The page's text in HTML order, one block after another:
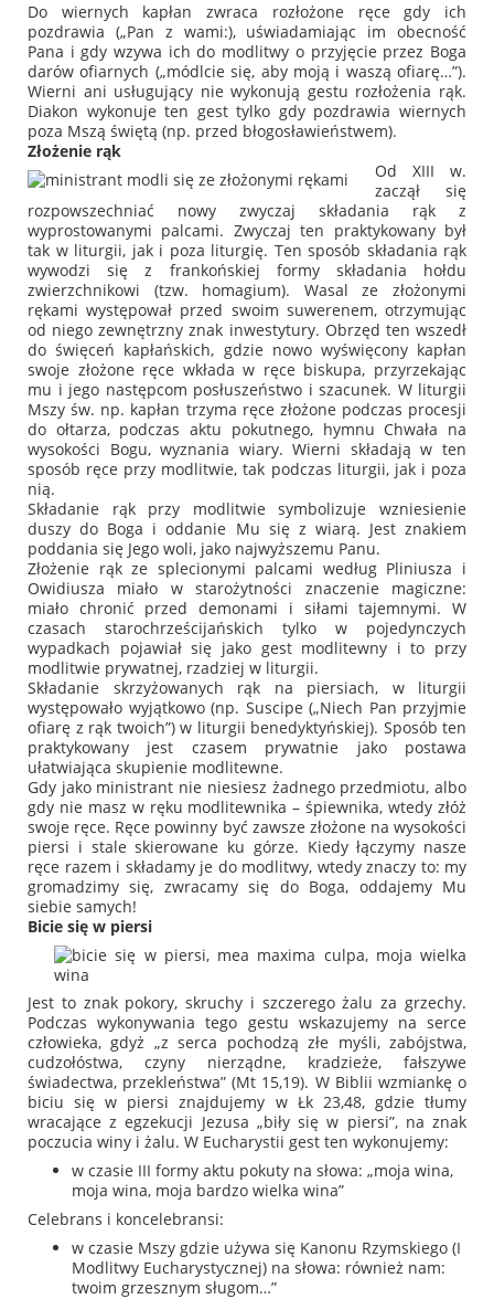
Do wiernych kapłan zwraca rozłożone ręce gdy ich
pozdrawia („Pan z wami:), uświadamiając im obecność
Pana i gdy wzywa ich do modlitwy o przyjęcie przez Boga
darów ofiarnych („módlcie się, aby moją i waszą ofiarę…”).
Wierni ani usługujący nie wykonują gestu rozłożenia rąk.
Diakon wykonuje ten gest tylko gdy pozdrawia wiernych
poza Mszą świętą (np. przed błogosławieństwem).
Złożenie rąk
Od XIII w.
zaczął się
rozpowszechniać nowy zwyczaj składania rąk z
wyprostowanymi palcami. Zwyczaj ten praktykowany był
tak w liturgii, jak i poza liturgię. Ten sposób składania rąk
wywodzi się z frankońskiej formy składania hołdu
zwierzchnikowi (tzw. homagium). Wasal ze złożonymi
rękami występował przed swoim suwerenem, otrzymując
od niego zewnętrzny znak inwestytury. Obrzęd ten wszedł
do święceń kapłańskich, gdzie nowo wyświęcony kapłan
swoje złożone ręce wkłada w ręce biskupa, przyrzekając
mu i jego następcom posłuszeństwo i szacunek. W liturgii
Mszy św. np. kapłan trzyma ręce złożone podczas procesji
do ołtarza, podczas aktu pokutnego, hymnu Chwała na
wysokości Bogu, wyznania wiary. Wierni składają w ten
sposób ręce przy modlitwie, tak podczas liturgii, jak i poza
nią.
Składanie rąk przy modlitwie symbolizuje wzniesienie
duszy do Boga i oddanie Mu się z wiarą. Jest znakiem
poddania się Jego woli, jako najwyższemu Panu.
Złożenie rąk ze splecionymi palcami według Pliniusza i
Owidiusza miało w starożytności znaczenie magiczne:
miało chronić przed demonami i siłami tajemnymi. W
czasach starochrześcijańskich tylko w pojedynczych
wypadkach pojawiał się jako gest modlitewny i to przy
modlitwie prywatnej, rzadziej w liturgii.
Składanie skrzyżowanych rąk na piersiach, w liturgii
występowało wyjątkowo (np. Suscipe („Niech Pan przyjmie
ofiarę z rąk twoich”) w liturgii benedyktyńskiej). Sposób ten
praktykowany jest czasem prywatnie jako postawa
ułatwiająca skupienie modlitewne.
Gdy jako ministrant nie niesiesz żadnego przedmiotu, albo
gdy nie masz w ręku modlitewnika – śpiewnika, wtedy złóż
swoje ręce. Ręce powinny być zawsze złożone na wysokości
piersi i stale skierowane ku górze. Kiedy łączymy nasze
ręce razem i składamy je do modlitwy, wtedy znaczy to: my
gromadzimy się, zwracamy się do Boga, oddajemy Mu
siebie samych!
Bicie się w piersi
Jest to znak pokory, skruchy i szczerego żalu za grzechy.
Podczas wykonywania tego gestu wskazujemy na serce
człowieka, gdyż „z serca pochodzą złe myśli, zabójstwa,
cudzołóstwa, czyny nierządne, kradzieże, fałszywe
świadectwa, przekleństwa” (Mt 15,19). W Biblii wzmiankę o
biciu się w piersi znajdujemy w Łk 23,48, gdzie tłumy
wracające z egzekucji Jezusa „biły się w piersi”, na znak
poczucia winy i żalu. W Eucharystii gest ten wykonujemy:
w czasie III formy aktu pokuty na słowa: „moja wina,
moja wina, moja bardzo wielka wina”
Celebrans i koncelebransi:
w czasie Mszy gdzie używa się Kanonu Rzymskiego (I
Modlitwy Eucharystycznej) na słowa: również nam:
twoim grzesznym sługom…”